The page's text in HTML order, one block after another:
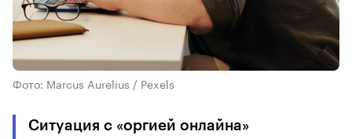
Фото: Marcus Aurelius / Pexels
Ситуация с «оргией онлайна»